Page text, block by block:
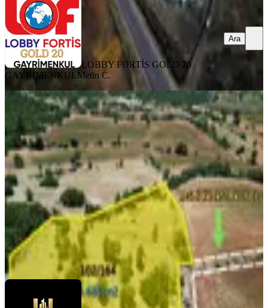
LOBBY FORTİS GOLD 20
GAYRİMENKULMetin C.
Ara
%18
Yatırım Fırsatı! Denizli Kale Özlüce’de
4.685 M² Satılık Tarla
Kale, Özlüce Mahallesi
4685 m²· 211/m² ·08.03.2026
990.000 ₺ 1.200.000 ₺
Uzun Group GayrimenkulMuhterem Uzun
Ara